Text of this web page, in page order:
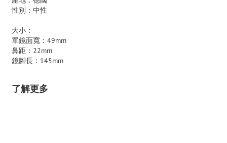
性別：中性
大小：
單鏡面寬：49mm
鼻距：22mm
鏡腳長：145mm
了解更多